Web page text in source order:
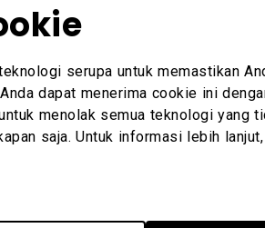
serupa untuk memastikan
dapat menerima cookie ini
menolak semua teknologi yang
saja. Untuk informasi lebih lanjut,